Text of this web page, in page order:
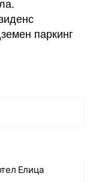
паркинг
Елица